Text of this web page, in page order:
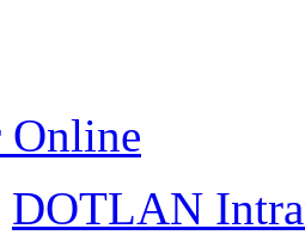
Online
DOTLAN